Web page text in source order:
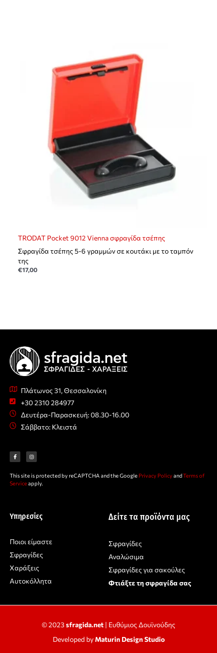
TRODAT Pocket 9012 Vienna σφραγίδα τσέπης
Σφραγίδα τσέπης 5-6 γραμμών σε κουτάκι με το ταμπόν
της
€17,00
Πλάτωνος 31, Θεσσαλονίκη
+30 2310 284977
Δευτέρα-Παρασκευή: 08.30-16.00
Σάββατο: Κλειστά
c
e
b
o
k
-
s
t
a
r
a
m
This site is protected by reCAPTCHA and the Google Privacy PolicyandTerms of
Serviceapply.
Υπηρεσίες
Ποιοι είμαστε
Σφραγίδες
Χαράξεις
Αυτοκόλλητα
Δείτε τα προϊόντα μας
Σφραγίδες
Αναλώσιμα
Σφραγίδες για σακούλες
Φτιάξτε τη σφραγίδα σας
© 2023sfragida.net | Ευθύμιος Δουϊνούδης
Developed byMaturin Design Studio